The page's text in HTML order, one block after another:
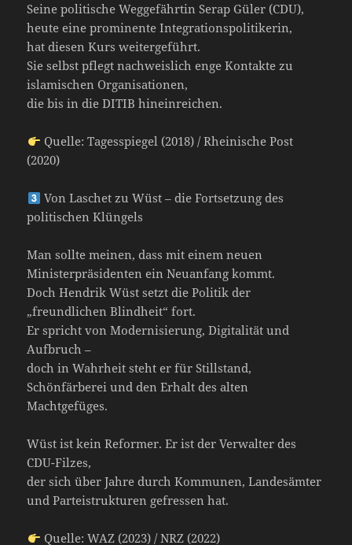
Seine politische Weggefährtin Serap Güler (CDU),
heute eine prominente Integrationspolitikerin,
hat diesen Kurs weitergeführt.
Sie selbst pflegt nachweislich enge Kontakte zu
islamischen Organisationen,
die bis in die DITIB hineinreichen.
Quelle: Tagesspiegel (2018) / Rheinische Post
(2020)
Von Laschet zu Wüst – die Fortsetzung des
politischen Klüngels
Man sollte meinen, dass mit einem neuen
Ministerpräsidenten ein Neuanfang kommt.
Doch Hendrik Wüst setzt die Politik der
„freundlichen Blindheit“ fort.
Er spricht von Modernisierung, Digitalität und
Aufbruch –
doch in Wahrheit steht er für Stillstand,
Schönfärberei und den Erhalt des alten
Machtgefüges.
Wüst ist kein Reformer. Er ist der Verwalter des
CDU-Filzes,
der sich über Jahre durch Kommunen, Landesämter
und Parteistrukturen gefressen hat.
Quelle: WAZ (2023) / NRZ (2022)